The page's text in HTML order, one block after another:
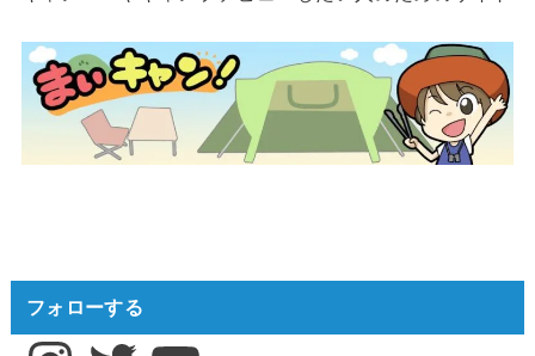
フォローする
InstagramTwitter YouTube